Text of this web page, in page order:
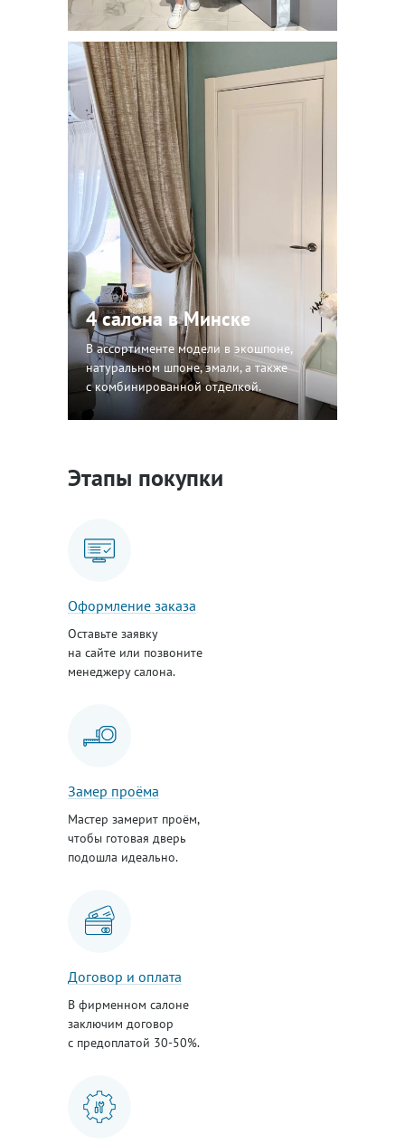
4 салона в Минске
В ассортименте модели в экошпоне,
натуральном шпоне, эмали, а также
с комбинированной отделкой.
Этапы покупки
Оформление заказа
Оставьте заявку
на сайте или позвоните
менеджеру салона.
Замер проёма
Мастер замерит проём,
чтобы готовая дверь
подошла идеально.
Договор и оплата
В фирменном салоне
заключим договор
с предоплатой 30-50%.